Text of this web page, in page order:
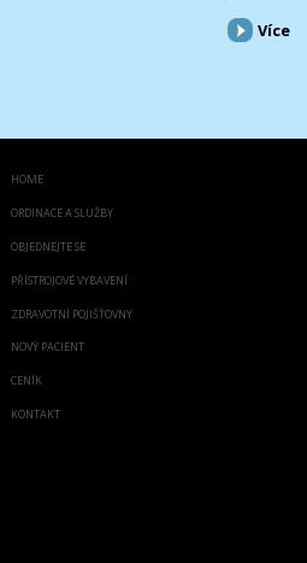
Více
HOME
ORDINACE A SLUŽBY
OBJEDNEJTE SE
PŘÍSTROJOVÉ VYBAVENÍ
ZDRAVOTNÍ POJIŠŤOVNY
NOVÝ PACIENT
CENÍK
KONTAKT